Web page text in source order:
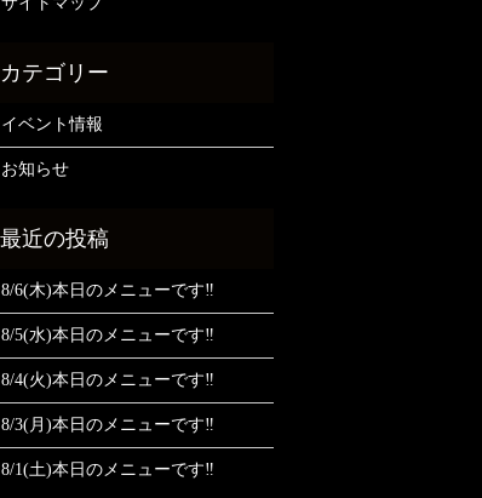
イベント情報
お知らせ
8/6(木)本日のメニューです‼️
8/5(水)本日のメニューです‼️
8/4(火)本日のメニューです‼️
8/3(月)本日のメニューです‼️
8/1(土)本日のメニューです‼️